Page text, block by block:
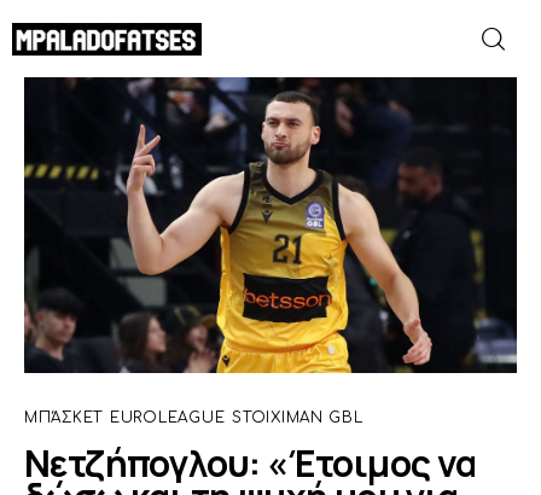
Νετζήπογλου: «Έτοιμος να δώσω και τη
ψυχή μου για τον Ολυμπιακό»
SHARE POST
ΜΟΥΝΤΙΑΛ 2026
ΠΟΔΟΣΦΑΙΡΟ
ΜΠΑΣΚΕΤ
ΣΠΟΡ
ΣΥΝΕΝΤΕΥΞΕΙΣ
BLOGS
ΜΠΆΣΚΕΤ EUROLEAGUE STOIXIMAN GBL
Νετζήπογλου: «Έτοιμος να